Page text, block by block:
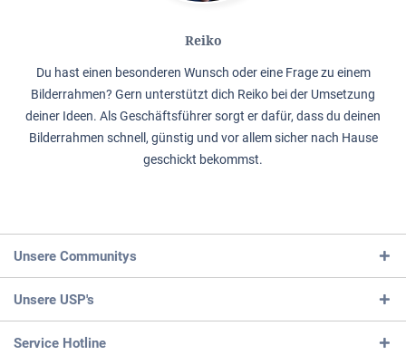
Reiko
Du hast einen besonderen Wunsch oder eine Frage zu einem
Bilderrahmen? Gern unterstützt dich Reiko bei der Umsetzung
deiner Ideen. Als Geschäftsführer sorgt er dafür, dass du deinen
Bilderrahmen schnell, günstig und vor allem sicher nach Hause
geschickt bekommst.
Unsere Communitys
Unsere USP's
Service Hotline